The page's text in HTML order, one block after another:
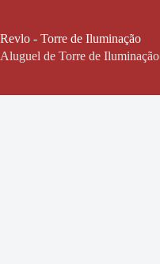
o
conteúdo
Revlo - Torre de Iluminação
Aluguel de Torre de Iluminação